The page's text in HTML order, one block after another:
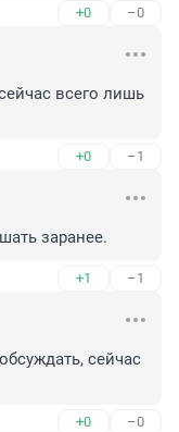
+0 –0
всего лишь
+0 –1
заранее.
+1 –1
сейчас
+0 –0